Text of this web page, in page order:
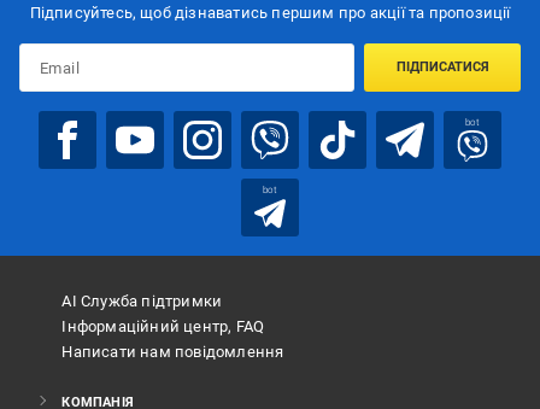
Підписуйтесь, щоб дізнаватись першим про акції та пропозиції
ПІДПИСАТИСЯ
bot
bot
АІ Служба підтримки
Інформаційний центр, FAQ
Написати нам повідомлення
КОМПАНІЯ